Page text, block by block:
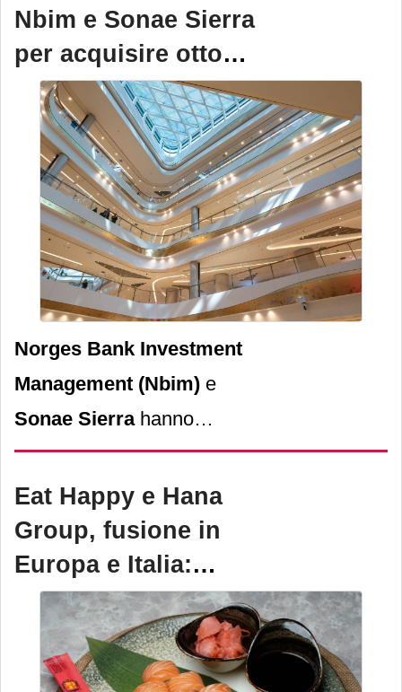
Circleville, in Ohio (Usa),
uno dei suoi principali siti
produttivi in Nord America.
Nbim e Sonae Sierra
per acquisire otto
centri commerciali
in Spagna
Norges Bank Investment
Management (Nbim) e
Sonae Sierrahanno
annunciato la costituzione
di unajoint-venture
ibericaper l’acquisizione di
un portafoglio diotto centri
commerciali in Spagna.
Eat Happy e Hana
Group, fusione in
Europa e Italia:
5.800 negozi